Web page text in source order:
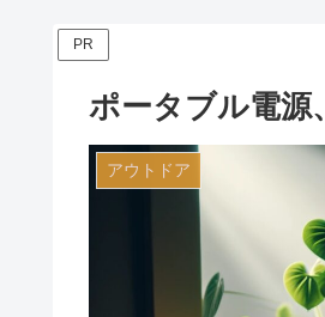
PR
ポータブル電源
アウトドア